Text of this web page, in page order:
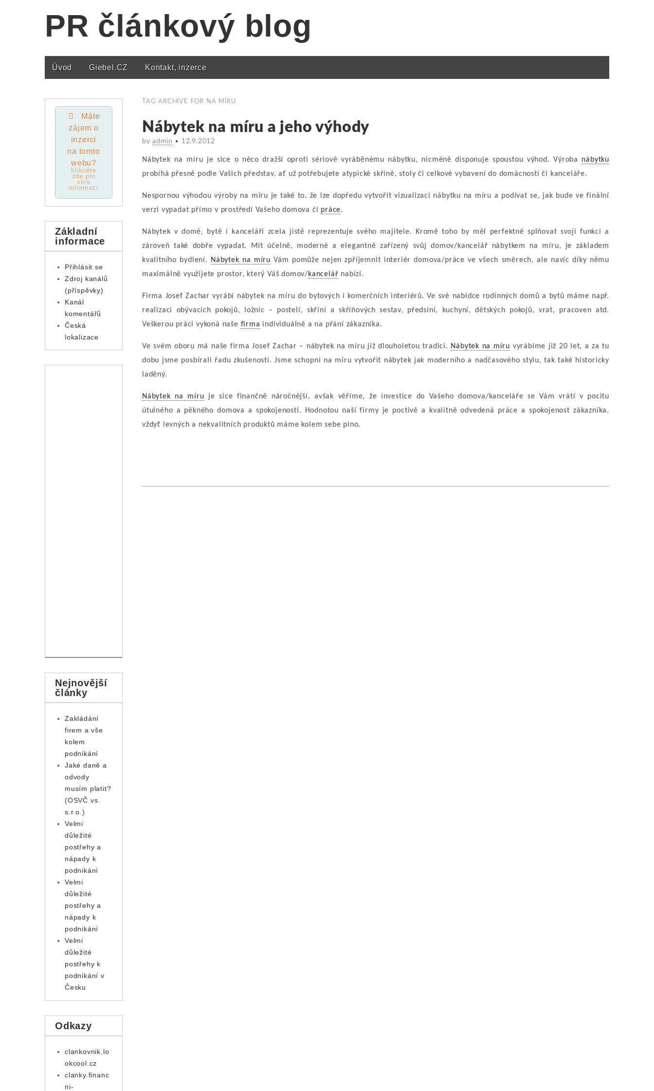
PR článkový blog
Main menu
Úvod Giebel.CZ Kontakt, inzerce
TAG ARCHIVE FOR NA MÍRU
Nábytek na míru a jeho výhody
byadmin • 12.9.2012
Nábytek na míru je sice o něco dražší oproti sériově vyráběnému nábytku, nicméně disponuje spoustou výhod. Výroba nábytku
probíhá přesně podle Vašich představ, ať už potřebujete atypické skříně, stoly či celkové vybavení do domácnosti či kanceláře.
Nespornou výhodou výroby na míru je také to, že lze dopředu vytvořit vizualizaci nábytku na míru a podívat se, jak bude ve finální
verzi vypadat přímo v prostředí Vašeho domova či práce.
Nábytek v domě, bytě i kanceláři zcela jistě reprezentuje svého majitele. Kromě toho by měl perfektně splňovat svoji funkci a
zároveň také dobře vypadat. Mít účelně, moderně a elegantně zařízený svůj domov/kancelář nábytkem na míru, je základem
kvalitního bydlení. Nábytek na míru Vám pomůže nejen zpříjemnit interiér domova/práce ve všech směrech, ale navíc díky němu
maximálně využijete prostor, který Váš domov/kancelář nabízí.
Firma Josef Zachar vyrábí nábytek na míru do bytových i komerčních interiérů. Ve své nabídce rodinných domů a bytů máme např.
realizaci obývacích pokojů, ložnic – postelí, skříní a skříňových sestav, předsíní, kuchyní, dětských pokojů, vrat, pracoven atd.
Veškerou práci vykoná naše firma individuálně a na přání zákazníka.
Ve svém oboru má naše firma Josef Zachar – nábytek na míru již dlouholetou tradici. Nábytek na míru vyrábíme již 20 let, a za tu
dobu jsme posbírali řadu zkušeností. Jsme schopni na míru vytvořit nábytek jak moderního a nadčasového stylu, tak také historicky
laděný.
Nábytek na míru je sice finančně náročnější, avšak věříme, že investice do Vašeho domova/kanceláře se Vám vrátí v pocitu
útulného a pěkného domova a spokojenosti. Hodnotou naší firmy je poctivě a kvalitně odvedená práce a spokojenost zákazníka,
vždyť levných a nekvalitních produktů máme kolem sebe plno.
Máte
zájem o
inzerci
na tomto
webu?
klikněte
zde pro
více
informací
Základní
informace
Přihlásit se
Zdroj kanálů
(příspěvky)
Kanál
komentářů
Česká
lokalizace
Nejnovější
články
Zakládání
firem a vše
kolem
podnikání
Jaké daně a
odvody
musím platit?
(OSVČ vs.
s.r.o.)
Velmi
důležité
postřehy a
nápady k
podnikání
Velmi
důležité
postřehy a
nápady k
podnikání
Velmi
důležité
postřehy k
podnikání v
Česku
Odkazy
clankovnik.lo
okcool.cz
clanky.financ
ni-